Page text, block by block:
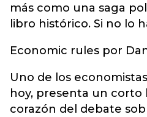
más como una saga
libro histórico. Si no lo
Economic rules por
Uno de los
hoy, presenta un corto
corazón del debate